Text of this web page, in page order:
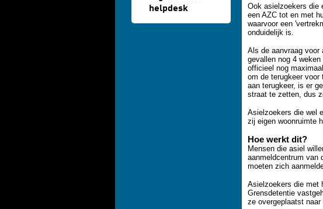
helpdesk
Ook asielzoekers die
een AZC tot en met
waarvoor een
onduidelijk is.
Als de aanvraag voor
gevallen nog 4
officieel nog
om de terugkeer voor
aan terugkeer, is er
straat te zetten, dus
Asielzoekers die wel
zij eigen woonruimte
Hoe werkt dit?
Mensen die asiel
aanmeldcentrum van
moeten zich
Asielzoekers die met
Grensdetentie
ze overgeplaatst naar